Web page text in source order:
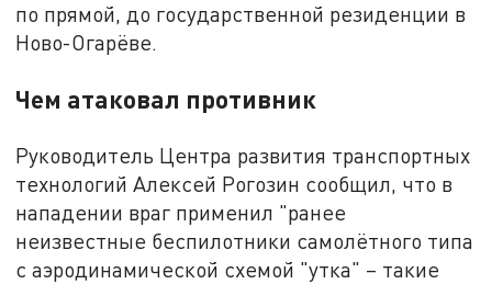
по прямой, до государственной резиденции в
Ново-Огарёве.
Чем атаковал противник
Руководитель Центра развития транспортных
технологий Алексей Рогозин сообщил, что в
нападении враг применил "ранее
неизвестные беспилотники самолётного типа
с аэродинамической схемой "утка" – такие